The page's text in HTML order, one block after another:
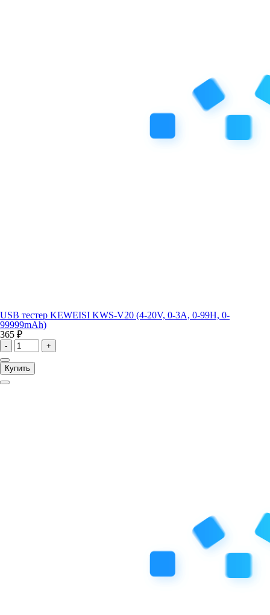
USB тестер KEWEISI KWS-V20 (4-20V, 0-3A, 0-99H, 0-
99999mAh)
365 ₽
- +
Купить